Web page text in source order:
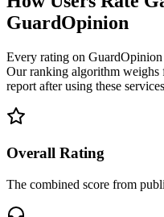
GuardOpinion
Every rating on GuardOpinion
Our ranking algorithm weighs
report after using these
Overall Rating
The combined score from